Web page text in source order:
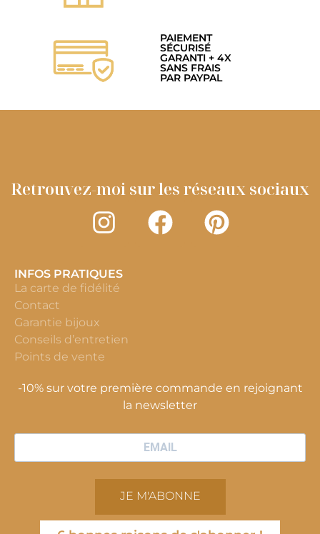
PAIEMENT
SÉCURISÉ
GARANTI + 4X
SANS FRAIS
PAR PAYPAL
Retrouvez-moi sur les réseaux sociaux
INFOS PRATIQUES
La carte de fidélité
Contact
Garantie bijoux
Conseils d’entretien
Points de vente
-10% sur votre première commande en rejoignant
la newsletter
JE M'ABONNE